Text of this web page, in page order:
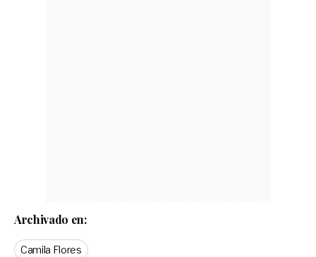
Archivado en:
Camila Flores